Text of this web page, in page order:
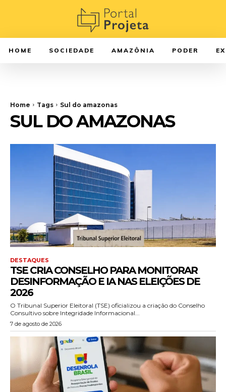
HOME SOCIEDADE AMAZÔNIA PODER
Home Tags Sul do amazonas
SUL DO AMAZONAS
DESTAQUES
TSE CRIA CONSELHO PARA MONITORAR
DESINFORMAÇÃO E IA NAS ELEIÇÕES DE
2026
O Tribunal Superior Eleitoral (TSE) oficializou a criação do Conselho
Consultivo sobre Integridade Informacional...
7 de agosto de 2026